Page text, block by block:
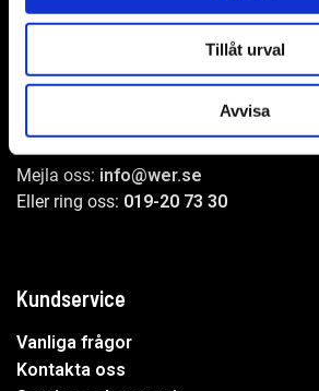
Tillåt urval
Avvisa
Adress: Elementvägen 7, 702 27 Örebro
Mejla oss: info@wer.se
Eller ring oss: 019-20 73 30
Kundservice
Vanliga frågor
Kontakta oss